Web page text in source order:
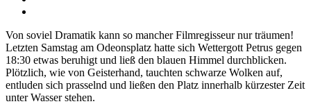
Von soviel Dramatik kann so mancher Filmregisseur nur träumen!
Letzten Samstag am Odeonsplatz hatte sich Wettergott Petrus gegen
18:30 etwas beruhigt und ließ den blauen Himmel durchblicken.
Plötzlich, wie von Geisterhand, tauchten schwarze Wolken auf,
entluden sich prasselnd und ließen den Platz innerhalb kürzester Zeit
unter Wasser stehen.